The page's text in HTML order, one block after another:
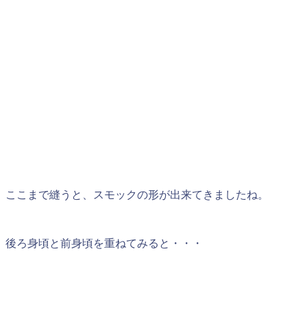
ここまで縫うと、スモックの形が出来てきましたね。
後ろ身頃と前身頃を重ねてみると・・・